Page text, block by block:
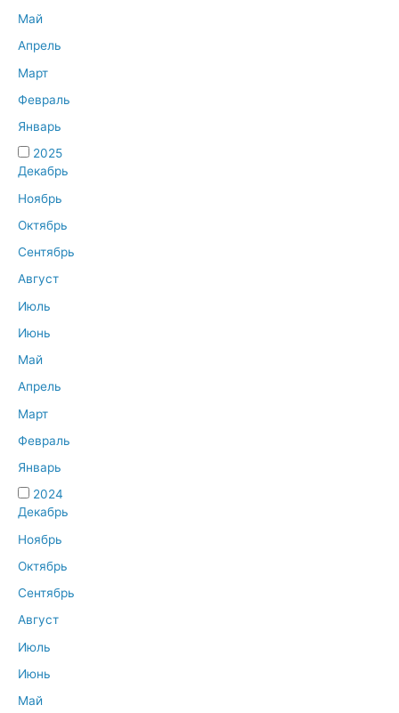
Май
Апрель
Март
Февраль
Январь
2025
Декабрь
Ноябрь
Октябрь
Сентябрь
Август
Июль
Июнь
Май
Апрель
Март
Февраль
Январь
2024
Декабрь
Ноябрь
Октябрь
Сентябрь
Август
Июль
Июнь
Май